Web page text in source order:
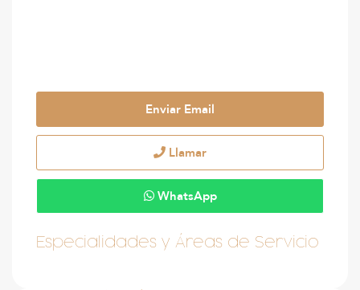
Enviar Email
Llamar
WhatsApp
Especialidades y Áreas de Servicio